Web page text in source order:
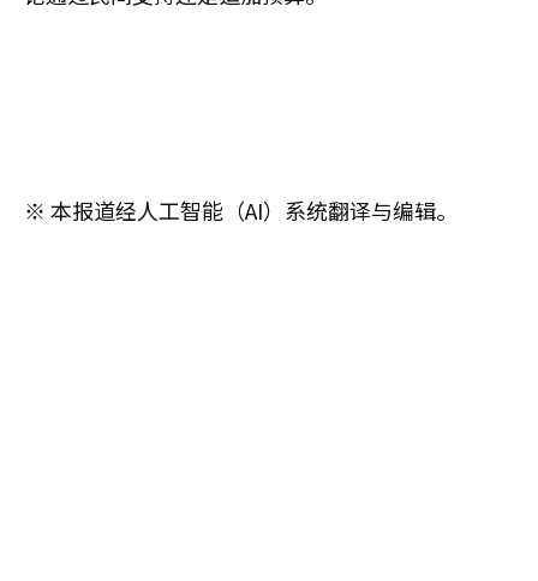
※ 本报道经人工智能（AI）系统翻译与编辑。